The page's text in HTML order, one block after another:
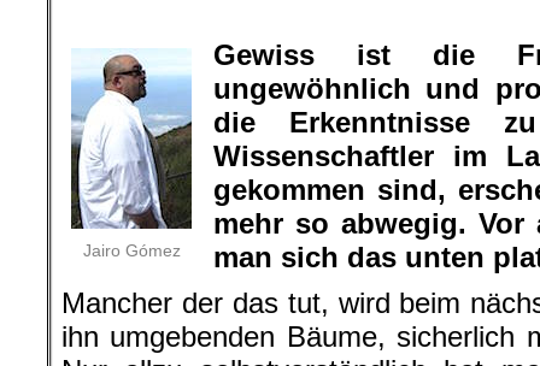
Jairo Gómez
Gewiss ist die
ungewöhnlich und
die Erkenntnisse
Wissenschaftler im
gekommen sind,
mehr so abwegig.
man sich das unten
Mancher der das tut, wird beim
ihn umgebenden Bäume, sicherlich